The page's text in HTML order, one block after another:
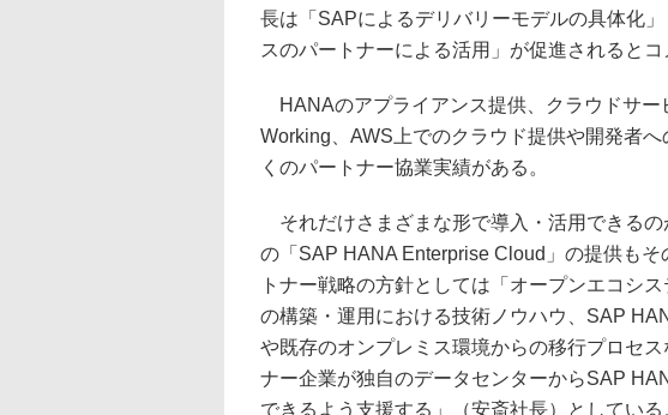
長は「SAPによるデリバリーモデルの具体化
スのパートナーによる活用」が促進されるとコ
HANAのアプライアンス提供、クラウドサー
Working、AWS上でのクラウド提供や開発者
くのパートナー協業実績がある。
それだけさまざまな形で導入・活用できる
の「SAP HANA Enterprise Cloud」の提供も
トナー戦略の方針としては「オープンエコシ
の構築・運用における技術ノウハウ、SAP
や既存のオンプレミス環境からの移行プロセ
ナー企業が独自のデータセンターからSAP
できるよう支援する」（安斎社長）としている